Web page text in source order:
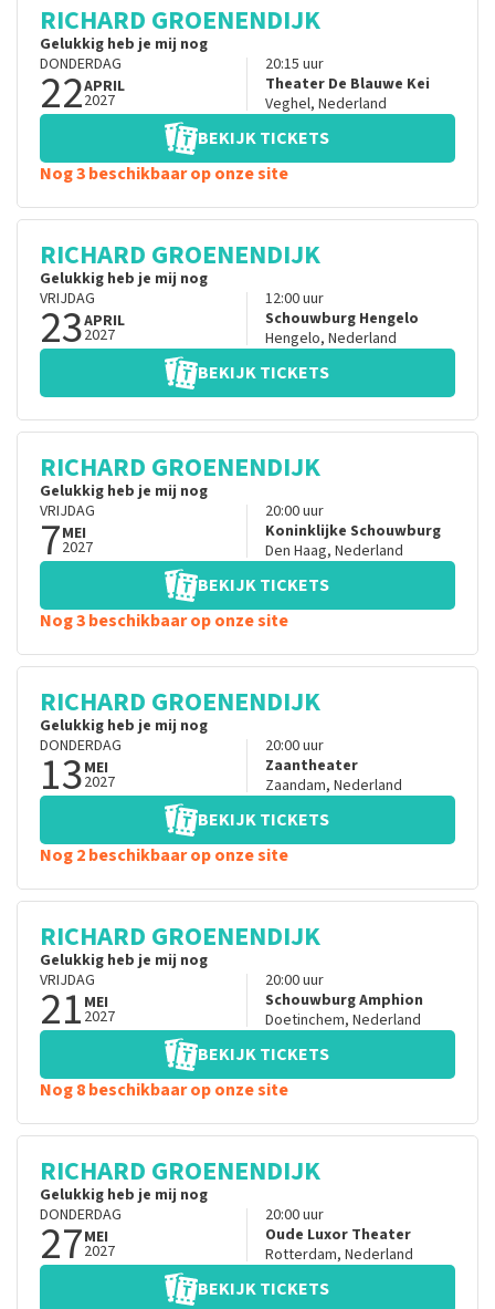
RICHARD GROENENDIJK
Gelukkig heb je mij nog
DONDERDAG
22APRIL
2027
20:15 uur
Theater De Blauwe Kei
Veghel, Nederland
BEKIJK TICKETS
Nog 3 beschikbaar op onze site
RICHARD GROENENDIJK
Gelukkig heb je mij nog
VRIJDAG
23APRIL
2027
12:00uur
Schouwburg Hengelo
Hengelo, Nederland
BEKIJK TICKETS
RICHARD GROENENDIJK
Gelukkig heb je mij nog
VRIJDAG
7MEI
2027
20:00uur
Koninklijke Schouwburg
Den Haag, Nederland
BEKIJK TICKETS
Nog 3 beschikbaar op onze site
RICHARD GROENENDIJK
Gelukkig heb je mij nog
DONDERDAG
13MEI
2027
20:00uur
Zaantheater
Zaandam, Nederland
BEKIJK TICKETS
Nog 2 beschikbaar op onze site
RICHARD GROENENDIJK
Gelukkig heb je mij nog
VRIJDAG
21 MEI
2027
20:00uur
Schouwburg Amphion
Doetinchem, Nederland
BEKIJK TICKETS
Nog 8 beschikbaar op onze site
RICHARD GROENENDIJK
Gelukkig heb je mij nog
DONDERDAG
27MEI
2027
20:00uur
Oude Luxor Theater
Rotterdam, Nederland
BEKIJK TICKETS